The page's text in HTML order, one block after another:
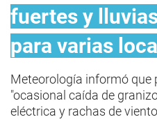
fuertes y
para varias
Meteorología informó que
"ocasional caída de
eléctrica y rachas de